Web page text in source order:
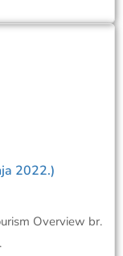
2022.)
Overview br.